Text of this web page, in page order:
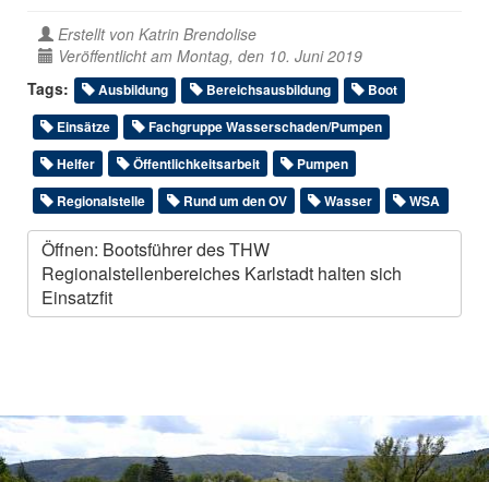
Erstellt von Katrin Brendolise
Veröffentlicht am Montag, den 10. Juni 2019
Tags:
Ausbildung Bereichsausbildung
Boot
Einsätze
Fachgruppe Wasserschaden/Pumpen
Helfer
Öffentlichkeitsarbeit
Pumpen
Regionalstelle
Rund um den OV Wasser WSA
Öffnen: Bootsführer des THW
Regionalstellenbereiches Karlstadt halten sich
Einsatzfit